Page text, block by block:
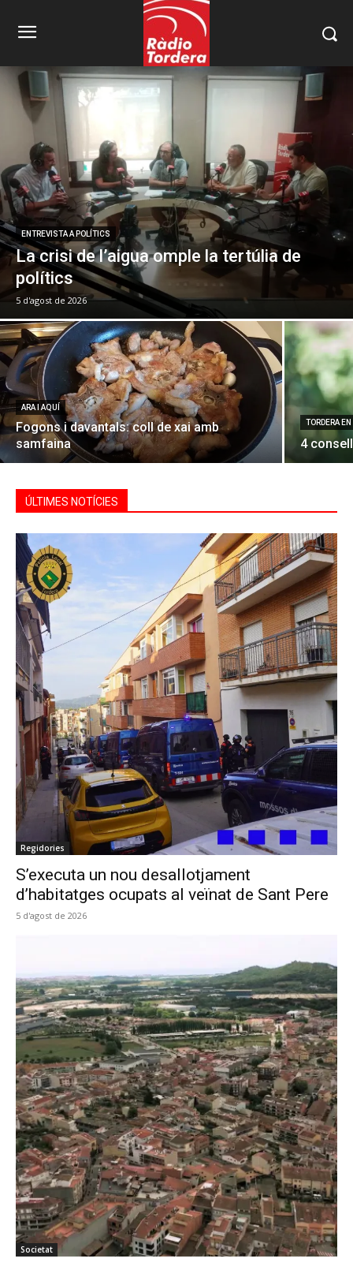
ENTREVISTA A POLÍTICS
La crisi de l’aigua omple la tertúlia de
polítics
5 d'agost de 2026
ARA I AQUÍ
Fogons i davantals: coll de xai amb
samfaina
TORDERA
4
ÚLTIMES NOTÍCIES
Regidories
S’executa un nou desallotjament
d’habitatges ocupats al veïnat de Sant Pere
5 d'agost de 2026
Societat